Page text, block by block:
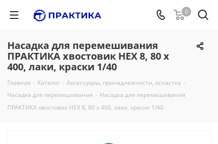
0
Насадка для перемешивания
ПРАКТИКА хвостовик НЕХ 8, 80 х
400, лаки, краски 1/40
Главная - Каталог - Аксессуары, принадлежности, оснастка -
Насадка для перемешивания - Насадка для перемешивания
ПРАКТИКА хвостовик НЕХ 8, 80 х 400, лаки, краски 1/40